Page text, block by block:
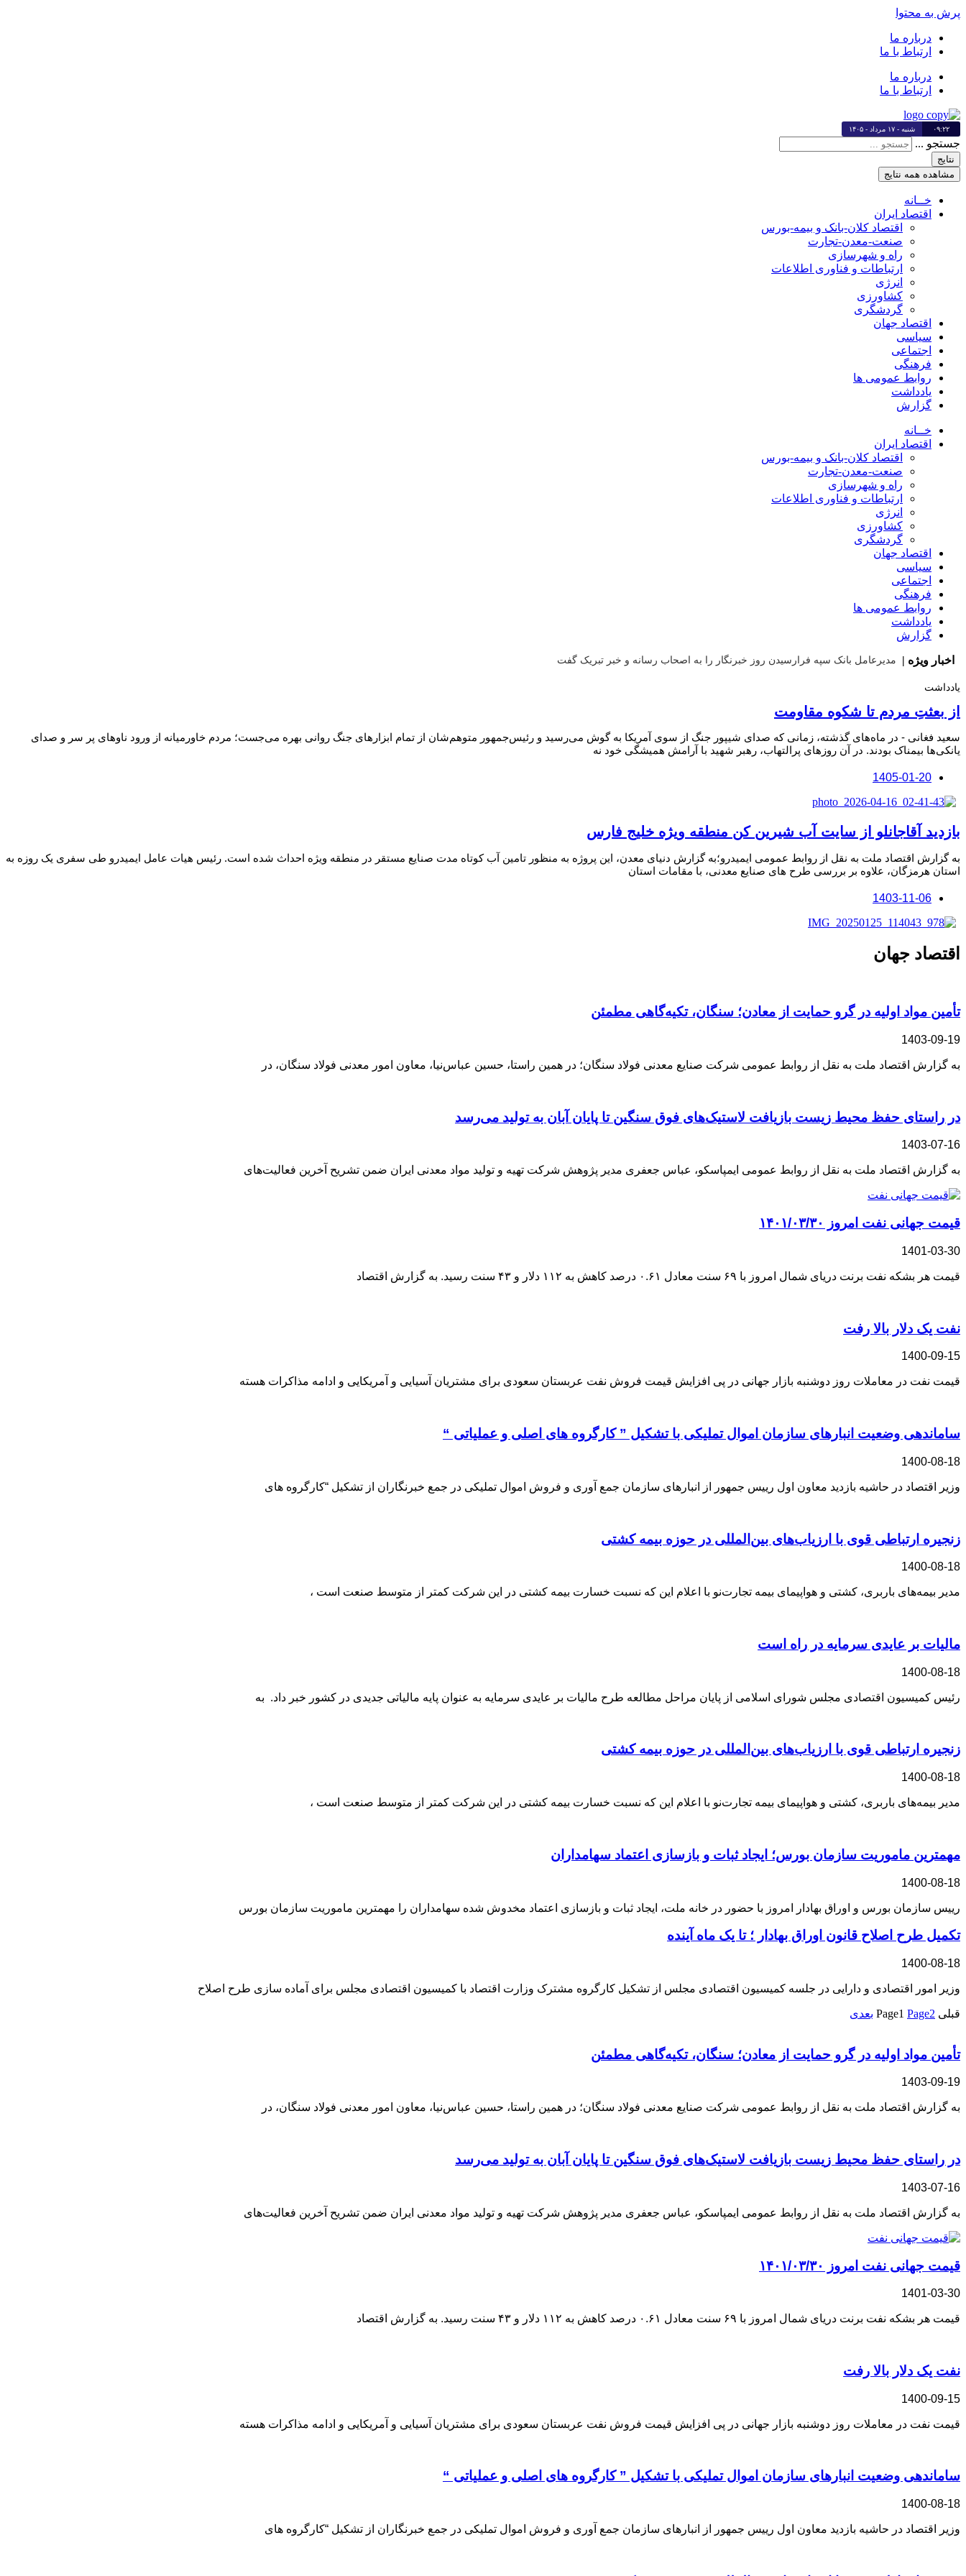
پرش به محتوا
درباره ما
ارتباط با ما
درباره ما
ارتباط با ما
۰۹:۲۲ شنبه - ۱۷ مرداد - ۱۴۰۵
جستجو ...
نتایج
مشاهده همه نتایج
خــانه
اقتصاد ایران
اقتصاد کلان-بانک و بیمه-بورس
صنعت-معدن-تجارت
راه و شهرسازی
ارتباطات و فناوری اطلاعات
انرژی
کشاورزی
گردشگری
اقتصاد جهان
سیاسی
اجتماعی
فرهنگی
روابط عمومی ها
یادداشت
گزارش
خــانه
اقتصاد ایران
اقتصاد کلان-بانک و بیمه-بورس
صنعت-معدن-تجارت
راه و شهرسازی
ارتباطات و فناوری اطلاعات
انرژی
کشاورزی
گردشگری
اقتصاد جهان
سیاسی
اجتماعی
فرهنگی
روابط عمومی ها
یادداشت
گزارش
اخبار ویژه | مدیرعامل بانک سپه فرارسیدن روز خبرنگار را به اصحاب رسانه و خبر تبریک گفت
یادداشت
از بعثتِ مردم تا شکوه مقاومت
سعید فغانی - در ماه‌های گذشته، زمانی که صدای شیپور جنگ از سوی آمریکا به گوش می‌رسید و رئیس‌جمهور متوهم‌شان از تمام ابزارهای جنگ روانی بهره می‌جست؛ مردم خاورمیانه از ورود ناوهای پر سر و صدای
یانکی‌ها بیمناک بودند. در آن روزهای پرالتهاب، رهبر شهید با آرامش همیشگی خود نه
1405-01-20
بازدید آقاجانلو از سایت آب شیرین کن منطقه ویژه خلیج فارس
به گزارش اقتصاد ملت به نقل از روابط عمومی ایمیدرو؛به گزارش دنیای معدن، این پروژه به منظور تامین آب کوتاه مدت صنایع مستقر در منطقه ویژه احداث شده است. رئیس هیات عامل ایمیدرو طی سفری یک روزه به
استان هرمزگان، علاوه بر بررسی طرح های صنایع معدنی، با مقامات استان
1403-11-06
اقتصاد جهان
تأمین مواد اولیه در گرو حمایت از معادن؛ سنگان، تکیه‌گاهی مطمئن
1403-09-19
به گزارش اقتصاد ملت به نقل از روابط عمومی شرکت صنایع معدنی فولاد سنگان؛ در همین راستا، حسین عباس‌نیا، معاون امور معدنی فولاد سنگان، در
در راستای حفظ محیط زیست بازیافت لاستیک‌های فوق سنگین تا پایان آبان به تولید می‌رسد
1403-07-16
به گزارش اقتصاد ملت به نقل از روابط عمومی ایمپاسکو، عباس جعفری مدیر پژوهش شرکت تهیه و تولید مواد معدنی ایران ضمن تشریح آخرین فعالیت‌های
قیمت جهانی نفت امروز ۱۴۰۱/۰۳/۳۰
1401-03-30
قیمت هر بشکه نفت برنت دریای شمال امروز با ۶۹ سنت معادل ۰.۶۱ درصد کاهش به ۱۱۲ دلار و ۴۳ سنت رسید. به‌ گزارش اقتصاد
نفت یک دلار بالا رفت
1400-09-15
قیمت نفت در معاملات روز دوشنبه بازار جهانی در پی افزایش قیمت فروش نفت عربستان سعودی برای مشتریان آسیایی و آمریکایی و ادامه مذاکرات هسته
ساماندهی وضعیت انبارهای سازمان اموال تملیکی با تشکیل ” کارگروه های اصلی و عملیاتی “
1400-08-18
وزیر اقتصاد در حاشیه بازدید معاون اول رییس جمهور از انبارهای سازمان جمع آوری و فروش اموال تملیکی در جمع خبرنگاران از تشکیل “کارگروه های
زنجیره ارتباطی قوی با ارزیاب‌های بین‌المللی در حوزه بیمه کشتی
1400-08-18
مدیر بیمه‌های باربری، کشتی و هواپیمای بیمه تجارت‌نو با اعلام این که نسبت خسارت بیمه کشتی در این شرکت کمتر از متوسط صنعت است ،
مالیات بر عایدی سرمایه در راه است
1400-08-18
رئیس کمیسیون اقتصادی مجلس شورای اسلامی از پایان مراحل مطالعه طرح مالیات بر عایدی سرمایه به عنوان پایه مالیاتی جدیدی در کشور خبر داد. به
زنجیره ارتباطی قوی با ارزیاب‌های بین‌المللی در حوزه بیمه کشتی
1400-08-18
مدیر بیمه‌های باربری، کشتی و هواپیمای بیمه تجارت‌نو با اعلام این که نسبت خسارت بیمه کشتی در این شرکت کمتر از متوسط صنعت است ،
مهمترین ماموریت سازمان بورس؛ ایجاد ثبات و بازسازی اعتماد سهامداران
1400-08-18
رییس سازمان بورس و اوراق بهادار امروز با حضور در خانه ملت، ایجاد ثبات و بازسازی اعتماد مخدوش شده سهامداران را مهمترین ماموریت سازمان بورس
تکمیل طرح اصلاح قانون اوراق بهادار ؛ تا یک ماه آینده
1400-08-18
وزیر امور اقتصادی و دارایی در جلسه کمیسیون اقتصادی مجلس از تشکیل کارگروه مشترک وزارت اقتصاد با کمیسیون اقتصادی مجلس برای آماده سازی طرح اصلاح
قبلی Page1 Page2 بعدی
تأمین مواد اولیه در گرو حمایت از معادن؛ سنگان، تکیه‌گاهی مطمئن
1403-09-19
به گزارش اقتصاد ملت به نقل از روابط عمومی شرکت صنایع معدنی فولاد سنگان؛ در همین راستا، حسین عباس‌نیا، معاون امور معدنی فولاد سنگان، در
در راستای حفظ محیط زیست بازیافت لاستیک‌های فوق سنگین تا پایان آبان به تولید می‌رسد
1403-07-16
به گزارش اقتصاد ملت به نقل از روابط عمومی ایمپاسکو، عباس جعفری مدیر پژوهش شرکت تهیه و تولید مواد معدنی ایران ضمن تشریح آخرین فعالیت‌های
قیمت جهانی نفت امروز ۱۴۰۱/۰۳/۳۰
1401-03-30
قیمت هر بشکه نفت برنت دریای شمال امروز با ۶۹ سنت معادل ۰.۶۱ درصد کاهش به ۱۱۲ دلار و ۴۳ سنت رسید. به‌ گزارش اقتصاد
نفت یک دلار بالا رفت
1400-09-15
قیمت نفت در معاملات روز دوشنبه بازار جهانی در پی افزایش قیمت فروش نفت عربستان سعودی برای مشتریان آسیایی و آمریکایی و ادامه مذاکرات هسته
ساماندهی وضعیت انبارهای سازمان اموال تملیکی با تشکیل ” کارگروه های اصلی و عملیاتی “
1400-08-18
وزیر اقتصاد در حاشیه بازدید معاون اول رییس جمهور از انبارهای سازمان جمع آوری و فروش اموال تملیکی در جمع خبرنگاران از تشکیل “کارگروه های